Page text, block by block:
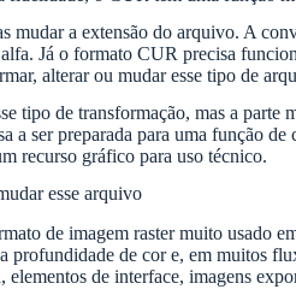
a extensão do arquivo. A
Já o formato CUR precisa
alterar ou mudar esse tipo de
tipo de transformação, mas a
a ser preparada para uma função
recurso gráfico para uso técnico.
esse arquivo
de imagem raster muito usado
profundidade de cor e, em muitos
de interface, imagens